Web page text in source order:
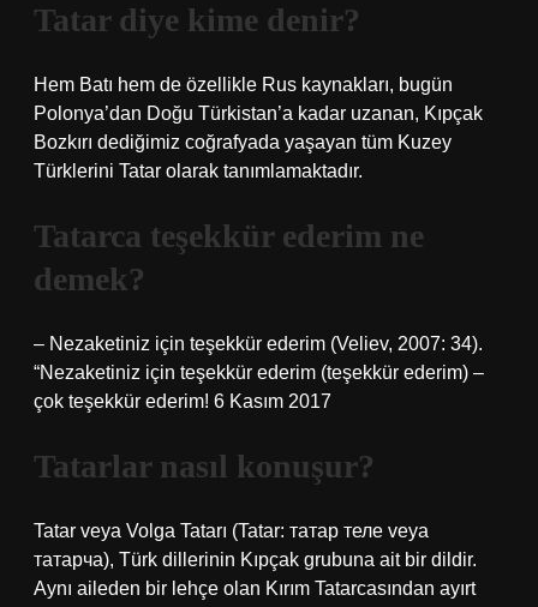
Tatar diye kime denir?
Hem Batı hem de özellikle Rus kaynakları, bugün
Polonya’dan Doğu Türkistan’a kadar uzanan, Kıpçak
Bozkırı dediğimiz coğrafyada yaşayan tüm Kuzey
Türklerini Tatar olarak tanımlamaktadır.
Tatarca teşekkür ederim ne
demek?
– Nezaketiniz için teşekkür ederim (Veliev, 2007: 34).
“Nezaketiniz için teşekkür ederim (teşekkür ederim) –
çok teşekkür ederim! 6 Kasım 2017
Tatarlar nasıl konuşur?
Tatar veya Volga Tatarı (Tatar: татар теле veya
татарча), Türk dillerinin Kıpçak grubuna ait bir dildir.
Aynı aileden bir lehçe olan Kırım Tatarcasından ayırt